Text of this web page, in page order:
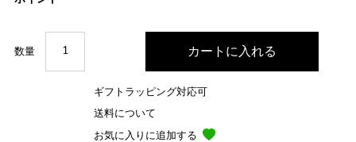
数量
ギフトラッピング対応可
送料について
お気に入りに追加する